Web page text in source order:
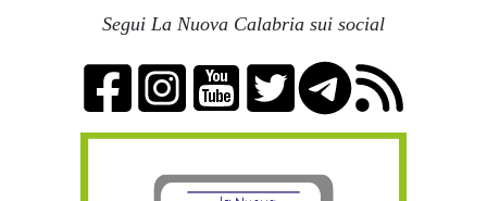
Segui La Nuova Calabria sui social